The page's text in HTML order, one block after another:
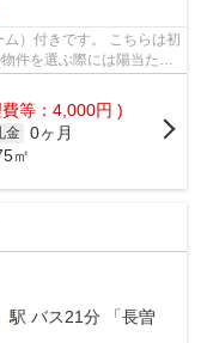
）付きです。 こちらは初
件を選ぶ際には陽当たり
等：4,000円 )
金 0ヶ月
㎡
」駅 バス21分 「長曽